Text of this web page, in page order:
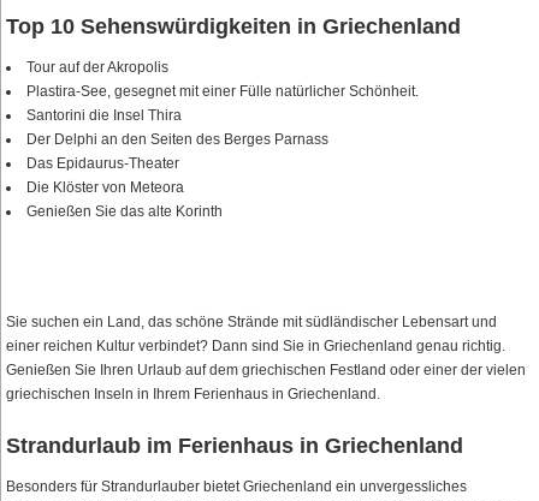
Top 10 Sehenswürdigkeiten in Griechenland
Tour auf der Akropolis
Plastira-See, gesegnet mit einer Fülle natürlicher Schönheit.
Santorini die Insel Thira
Der Delphi an den Seiten des Berges Parnass
Das Epidaurus-Theater
Die Klöster von Meteora
Genießen Sie das alte Korinth
Sie suchen ein Land, das schöne Strände mit südländischer Lebensart und
einer reichen Kultur verbindet? Dann sind Sie in Griechenland genau richtig.
Genießen Sie Ihren Urlaub auf dem griechischen Festland oder einer der vielen
griechischen Inseln in Ihrem Ferienhaus in Griechenland.
Strandurlaub im Ferienhaus in Griechenland
Besonders für Strandurlauber bietet Griechenland ein unvergessliches